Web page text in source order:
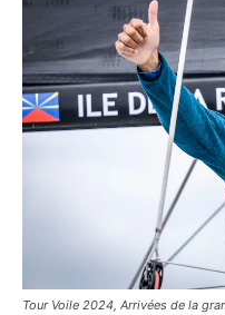
Tour Voile 2024, Arrivées de la